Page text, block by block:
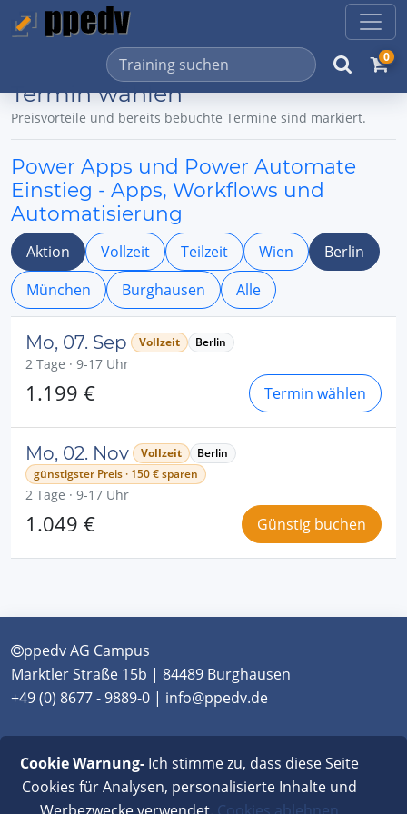
0
Termin wählen
Preisvorteile und bereits bebuchte Termine sind markiert.
Power Apps und Power Automate
Einstieg - Apps, Workflows und
Automatisierung
Aktion Vollzeit Teilzeit Wien
Berlin
München
Burghausen Alle
Mo, 07. Sep Vollzeit Berlin
2 Tage · 9-17 Uhr
1.199 € Termin wählen
Mo, 02. Nov Vollzeit
Berlin
günstigster Preis · 150 € sparen
2 Tage · 9-17 Uhr
1.049 € Günstig buchen
ppedv AG Campus
Marktler Straße 15b | 84489 Burghausen
+49 (0) 8677 - 9889-0 | info@ppedv.de
Classroom
Cookie Warnung-Ich stimme zu, dass diese Seite
Cookies für Analysen, personalisierte Inhalte und